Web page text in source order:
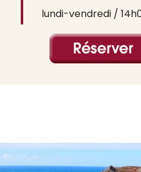
lundi-vendredi /